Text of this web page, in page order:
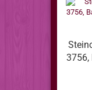
3756,